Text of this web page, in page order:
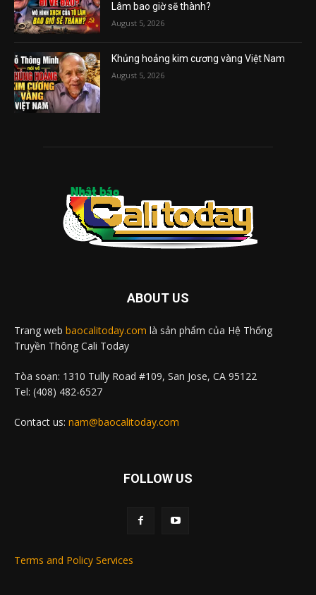
Lâm bao giờ sẽ thành?
August 5, 2026
Khủng hoảng kim cương vàng Việt Nam
August 5, 2026
ABOUT US
Trang web baocalitoday.com là sản phẩm của Hệ Thống
Truyền Thông Cali Today
Tòa soạn: 1310 Tully Road #109, San Jose, CA 95122
Tel: (408) 482-6527
Contact us: nam@baocalitoday.com
FOLLOW US
Terms and Policy Services